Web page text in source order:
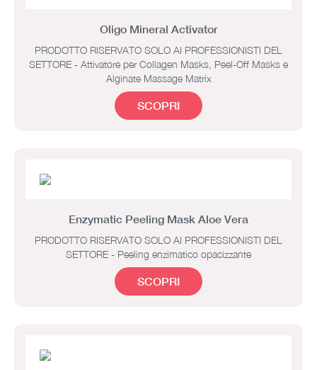
Oligo Mineral Activator
PRODOTTO RISERVATO SOLO AI PROFESSIONISTI DEL
SETTORE - Attivatore per Collagen Masks, Peel-Off Masks e
Alginate Massage Matrix
SCOPRI
Enzymatic Peeling Mask Aloe Vera
PRODOTTO RISERVATO SOLO AI PROFESSIONISTI DEL
SETTORE - Peeling enzimatico opacizzante
SCOPRI